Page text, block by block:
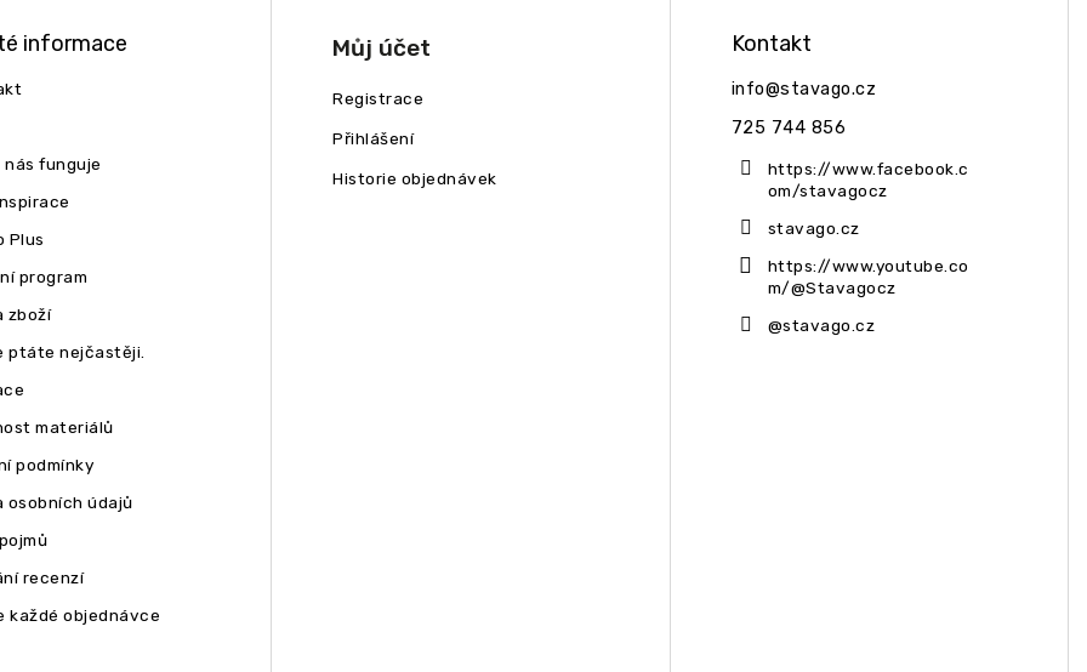
informace
funguje
Plus
program
zboží
ptáte nejčastěji.
materiálů
podmínky
osobních údajů
recenzí
každé objednávce
Můj účet
Registrace
Přihlášení
Historie objednávek
Kontakt
info@stavago.cz
725 744 856
https://www.facebook.c
om/stavagocz
stavago.cz
https://www.youtube.co
m/@Stavagocz
@stavago.cz